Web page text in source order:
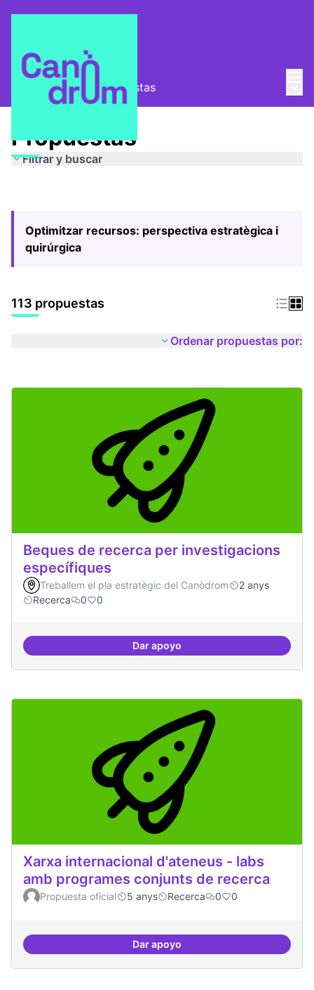
Pla Estratègic Propuestas
Propuestas
Filtrar y buscar
Optimitzar recursos: perspectiva estratègica i
quirúrgica
113 propuestas
Ordenar propuestas por:
Beques de recerca per investigacions
específiques
Treballem el pla estratègic del Canòdrom
2 anys
Recerca
0 0
Dar apoyoBeques de recerca per
Xarxa internacional d'ateneus - labs
amb programes conjunts de recerca
Propuesta oficial 5 anys Recerca 0 0
Dar apoyoXarxa internacional d'ateneus -